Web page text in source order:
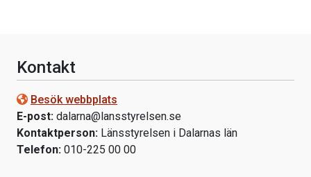
Kontakt
Besök webbplats
E-post: dalarna@lansstyrelsen.se
Kontaktperson: Länsstyrelsen i Dalarnas län
Telefon: 010-225 00 00